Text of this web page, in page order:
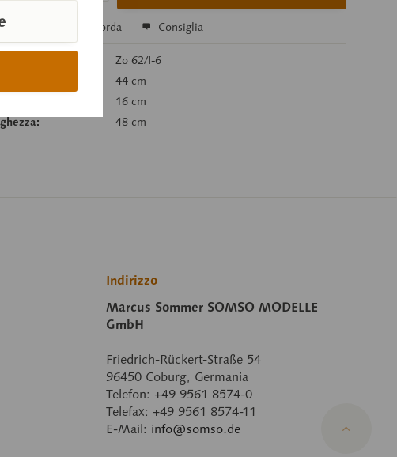
Ricorda Consiglia
Zo 62/I-6
44 cm
16 cm
48 cm
Indirizzo
Marcus Sommer SOMSO MODELLE
GmbH
Friedrich-Rückert-Straße 54
96450 Coburg, Germania
Telefon: +49 9561 8574-0
Telefax: +49 9561 8574-11
E-Mail: info@somso.de